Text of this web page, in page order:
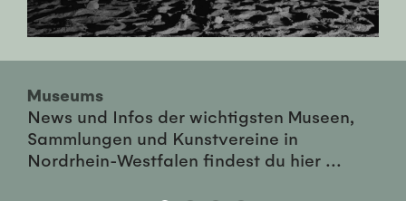
Museums
News und Infos der wichtigsten Museen,
Sammlungen und Kunstvereine in
Nordrhein-Westfalen findest du hier ...